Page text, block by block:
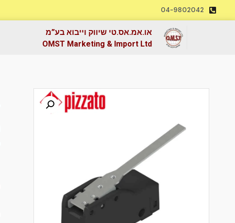
04-9802042
או.אמ.אס.טי שיווק וייבוא בע”מ
OMST Marketing & Import Ltd